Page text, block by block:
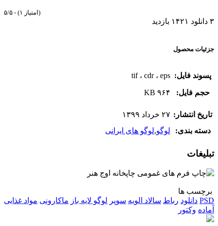
۵/۵ - (۱ امتیاز)
۳ دانلود ۱۴۲۱ بازدید
جزئیات محصول
پسوند فایل: tif ، cdr ، eps
حجم فایل: ۹۶۴ KB
تاریخ انتشار: ۲۷ خرداد ۱۳۹۹
دسته بندی:
لوگو,لوگو های ایرانی
تبلیغات
برچسب ها
PSD دانلود رباط سالاد الویه سوپر لوگو لایه باز ماکارونی مواد غذایی
آماده وکتور